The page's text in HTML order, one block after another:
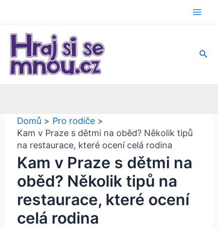
obsah
Domů
Pro rodiče
Kam v Praze s dětmi na oběd? Několik tipů
na restaurace, které ocení celá rodina
Kam v Praze s dětmi na
oběd? Několik tipů na
restaurace, které ocení
celá rodina